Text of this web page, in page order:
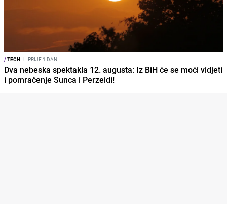
/TECH I PRIJE 1 DAN
Dva nebeska spektakla 12. augusta: Iz BiH će se moći vidjeti
i pomračenje Sunca i Perzeidi!